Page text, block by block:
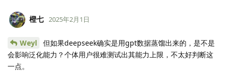
橙七 2025年2月1日
Weyl
但如果deepseek确实是用gpt数据蒸馏出来的，是不是
会影响泛化能力？个体用户很难测试出其能力上限，不太好判断这
一点。